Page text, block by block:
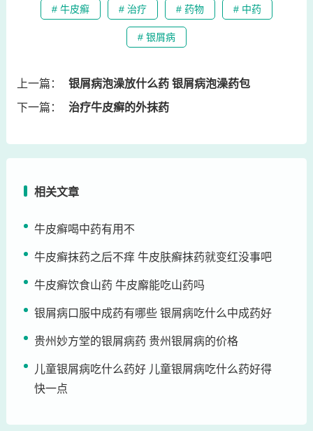
# 牛皮癣 # 治疗 # 药物 # 中药
# 银屑病
上一篇：
银屑病泡澡放什么药 银屑病泡澡药包
下一篇：
治疗牛皮癣的外抹药
相关文章
牛皮癣喝中药有用不
牛皮癣抹药之后不痒 牛皮肤癣抹药就变红没事吧
牛皮癣饮食山药 牛皮廨能吃山药吗
银屑病口服中成药有哪些 银屑病吃什么中成药好
贵州妙方堂的银屑病药 贵州银屑病的价格
儿童银屑病吃什么药好 儿童银屑病吃什么药好得
快一点